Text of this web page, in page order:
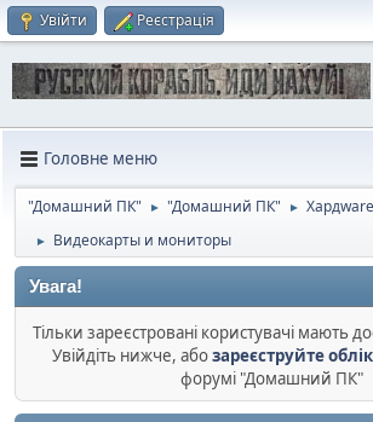
Увійти Реєстрація
Головне меню
"Домашний ПК" ► "Домашний ПК" ► Хардware
► Видеокарты и мониторы
Увага!
Тільки зареєстровані користувачі мають
Увійдіть нижче, абозареєструйте
форумі "Домашний ПК"